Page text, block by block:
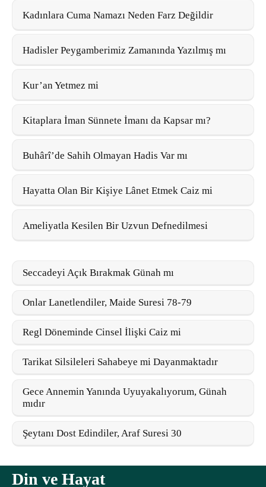
Kadınlara Cuma Namazı Neden Farz Değildir
Hadisler Peygamberimiz Zamanında Yazılmış mı
Kur’an Yetmez mi
Kitaplara İman Sünnete İmanı da Kapsar mı?
Buhârî’de Sahih Olmayan Hadis Var mı
Hayatta Olan Bir Kişiye Lânet Etmek Caiz mi
Ameliyatla Kesilen Bir Uzvun Defnedilmesi
Seccadeyi Açık Bırakmak Günah mı
Onlar Lanetlendiler, Maide Suresi 78-79
Regl Döneminde Cinsel İlişki Caiz mi
Tarikat Silsileleri Sahabeye mi Dayanmaktadır
Gece Annemin Yanında Uyuyakalıyorum, Günah
mıdır
Şeytanı Dost Edindiler, Araf Suresi 30
Din ve Hayat